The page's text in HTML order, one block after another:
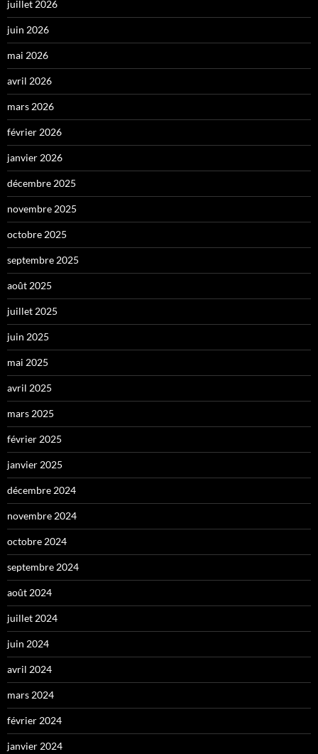
juillet 2026
juin 2026
mai 2026
avril 2026
mars 2026
février 2026
janvier 2026
décembre 2025
novembre 2025
octobre 2025
septembre 2025
août 2025
juillet 2025
juin 2025
mai 2025
avril 2025
mars 2025
février 2025
janvier 2025
décembre 2024
novembre 2024
octobre 2024
septembre 2024
août 2024
juillet 2024
juin 2024
avril 2024
mars 2024
février 2024
janvier 2024